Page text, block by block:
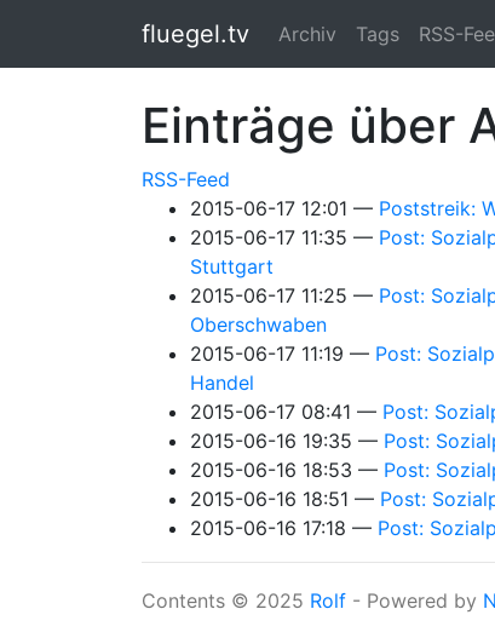
fluegel.tv Archiv Tags RSS-
Einträge über
RSS-Feed
2015-06-17 12:01
Poststreik:
2015-06-17 11:35
Post:
Stuttgart
2015-06-17 11:25
Post:
Oberschwaben
2015-06-17 11:19
Post:
Handel
2015-06-17 08:41
Post:
2015-06-16 19:35
Post:
2015-06-16 18:53
Post:
2015-06-16 18:51
Post:
2015-06-16 17:18
Post:
Contents © 2025 Rolf - Powered by